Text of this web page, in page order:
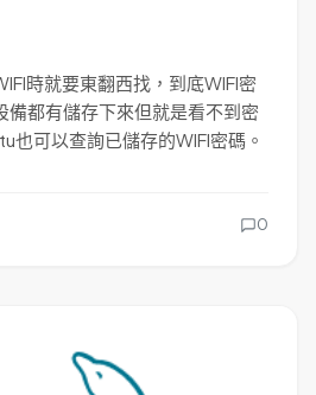
時就要東翻西找，到底WIFI密
備都有儲存下來但就是看不到密
也可以查詢已儲存的WIFI密碼。
0